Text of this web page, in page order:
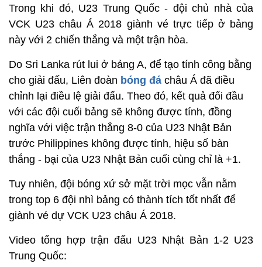
Trong khi đó, U23 Trung Quốc - đội chủ nhà của
VCK U23 châu Á 2018 giành vé trực tiếp ở bảng
này với 2 chiến thắng và một trận hòa.
Do Sri Lanka rút lui ở bảng A, để tạo tính công bằng
cho giải đấu, Liên đoàn bóng đá châu Á đã điều
chỉnh lại điều lệ giải đấu. Theo đó, kết quả đối đầu
với các đội cuối bảng sẽ không được tính, đồng
nghĩa với việc trận thắng 8-0 của U23 Nhật Bản
trước Philippines không được tính, hiệu số bàn
thắng - bại của U23 Nhật Bản cuối cùng chỉ là +1.
Tuy nhiên, đội bóng xứ sở mặt trời mọc vẫn nằm
trong top 6 đội nhì bảng có thành tích tốt nhất để
giành vé dự VCK U23 châu Á 2018.
Video tổng hợp trận đấu U23 Nhật Bản 1-2 U23
Trung Quốc: